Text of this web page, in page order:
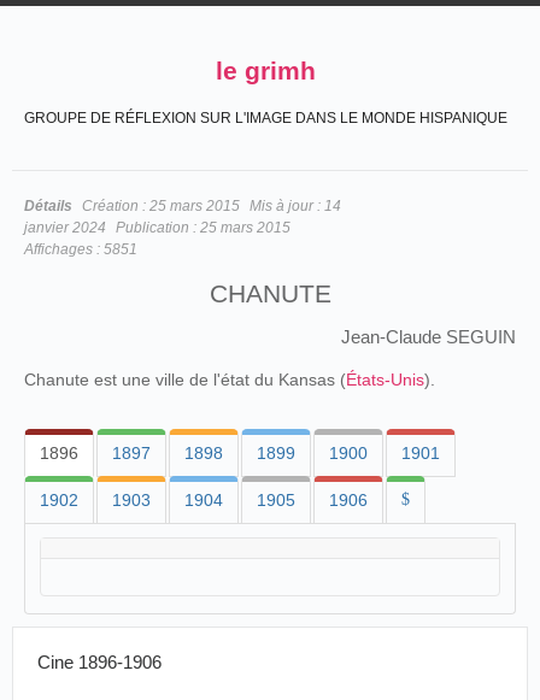
le grimh
GROUPE DE RÉFLEXION SUR L'IMAGE DANS LE MONDE HISPANIQUE
Détails Création : 25 mars 2015 Mis à jour : 14
janvier 2024
Publication : 25 mars 2015
Affichages : 5851
CHANUTE
Jean-Claude SEGUIN
Chanute est une ville de l'état du Kansas (États-Unis).
1896 1897 1898 1899 1900 1901
1902 1903 1904 1905 1906 $
Cine 1896-1906